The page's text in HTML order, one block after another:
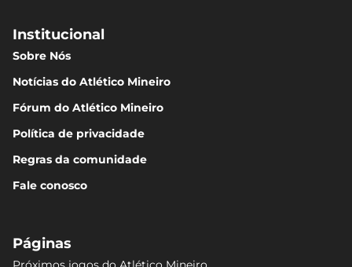
Institucional
Sobre Nós
Notícias do Atlético Mineiro
Fórum do Atlético Mineiro
Política de privacidade
Regras da comunidade
Fale conosco
Páginas